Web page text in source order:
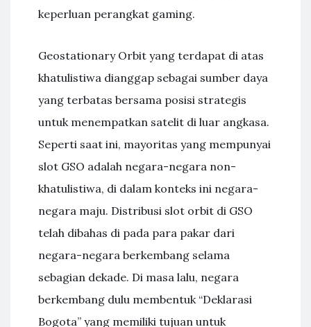
keperluan perangkat gaming.
Geostationary Orbit yang terdapat di atas
khatulistiwa dianggap sebagai sumber daya
yang terbatas bersama posisi strategis
untuk menempatkan satelit di luar angkasa.
Seperti saat ini, mayoritas yang mempunyai
slot GSO adalah negara-negara non-
khatulistiwa, di dalam konteks ini negara-
negara maju. Distribusi slot orbit di GSO
telah dibahas di pada para pakar dari
negara-negara berkembang selama
sebagian dekade. Di masa lalu, negara
berkembang dulu membentuk “Deklarasi
Bogota” yang memiliki tujuan untuk